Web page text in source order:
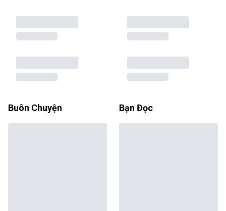
Buôn Chuyện Bạn Đọc